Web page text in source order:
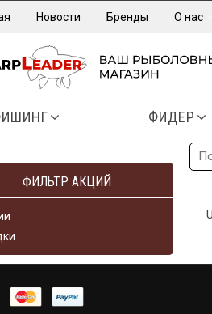
Новости Бренды О нас
ФИДЕР
ФИЛЬТР АКЦИЙ